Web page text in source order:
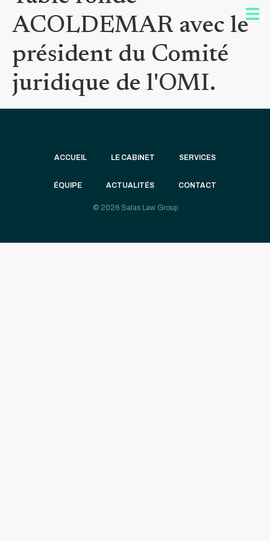
ACOLDEMAR avec le
président du Comité
juridique de l'OMI.
ACCUEIL LE CABINET SERVICES
ÉQUIPE ACTUALITÉS CONTACT
© 2026 Salas Law Group